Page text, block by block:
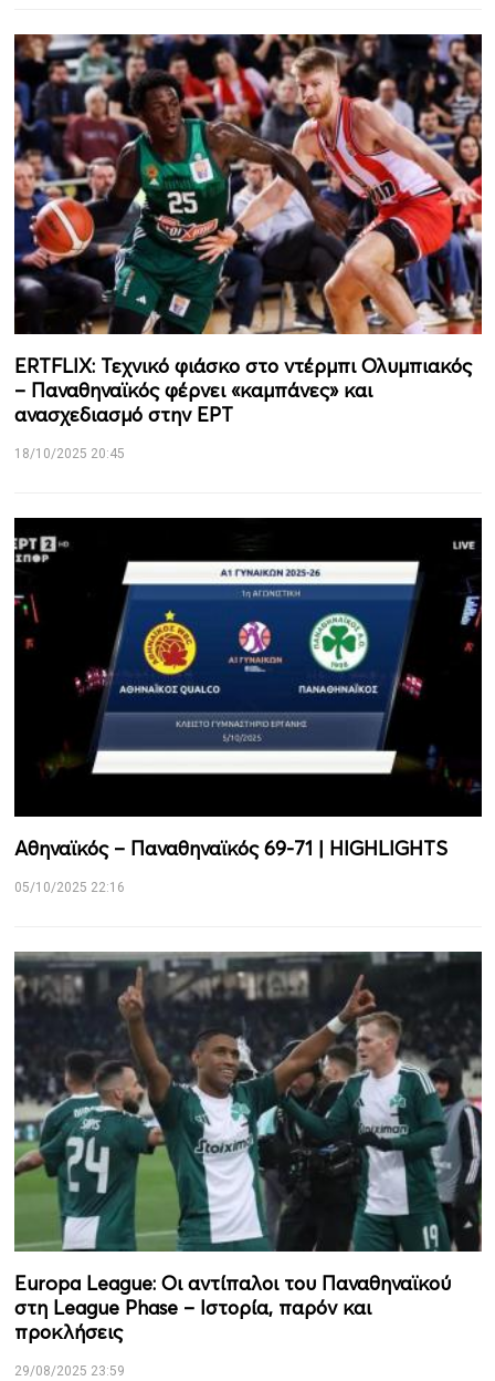
ERTFLIX: Τεχνικό φιάσκο στο ντέρμπι Ολυμπιακός
– Παναθηναϊκός φέρνει «καμπάνες» και
ανασχεδιασμό στην ΕΡΤ
18/10/2025 20:45
Αθηναϊκός – Παναθηναϊκός 69-71 | HIGHLIGHTS
05/10/2025 22:16
Europa League: Οι αντίπαλοι του Παναθηναϊκού
στη League Phase – Ιστορία, παρόν και
προκλήσεις
29/08/2025 23:59